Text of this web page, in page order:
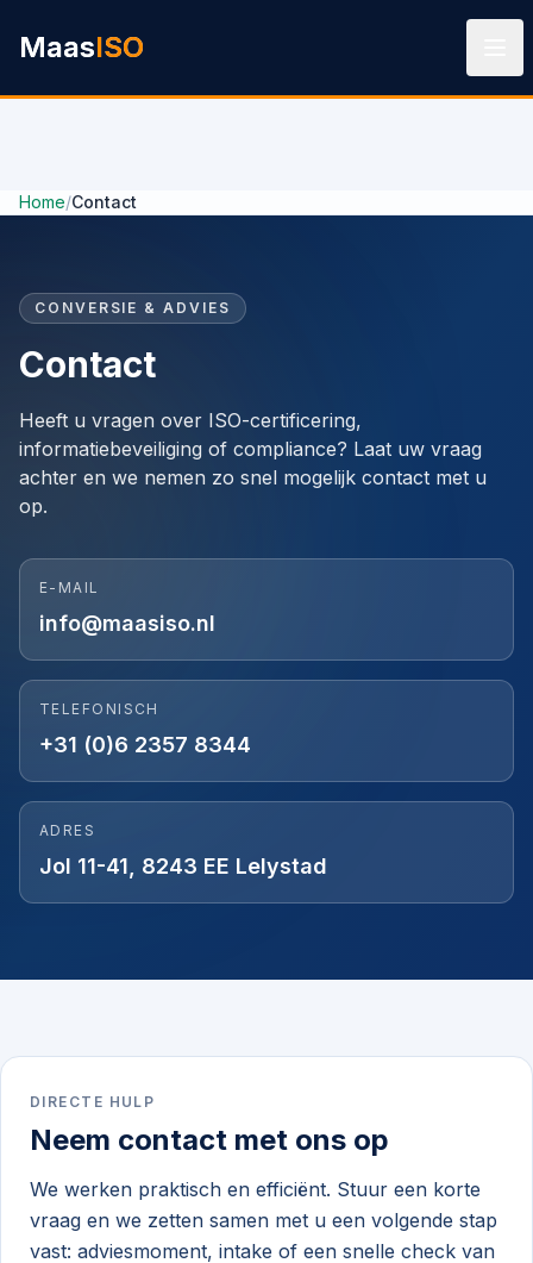
MaasISO
Home/Contact
CONVERSIE & ADVIES
Contact
Heeft u vragen over ISO-certificering,
informatiebeveiliging of compliance? Laat uw vraag
achter en we nemen zo snel mogelijk contact met u
op.
E-MAIL
info@maasiso.nl
TELEFONISCH
+31 (0)6 2357 8344
ADRES
Jol 11-41 8243 EE Lelystad
DIRECTE HULP
Neem contact met ons op
We werken praktisch en efficiënt. Stuur een korte
vraag en we zetten samen met u een volgende stap
vast: adviesmoment, intake of een snelle check van